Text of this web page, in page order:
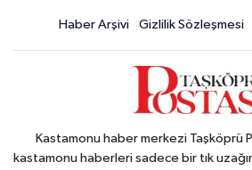
Haber Arşivi Gizlilik Sözleşmesi
Kastamonu haber merkezi Taşköprü
kastamonu haberleri sadece bir tık